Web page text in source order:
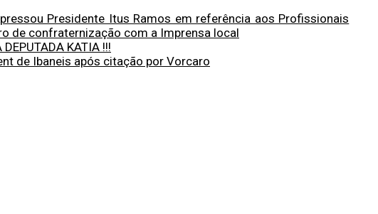
Presidente Itus Ramos em referência aos Profissionais
de confraternização com a Imprensa local
KATIA !!!
de Ibaneis após citação por Vorcaro